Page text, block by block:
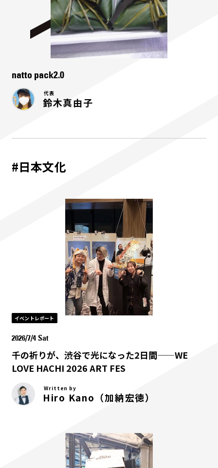
natto pack2.0
代表
鈴木真由子
#日本文化
イベントレポート
2026/7/4 Sat
千の祈りが、渋谷で光になった2日間——WE
LOVE HACHI 2026 ART FES
Written by
Hiro Kano（加納宏徳）